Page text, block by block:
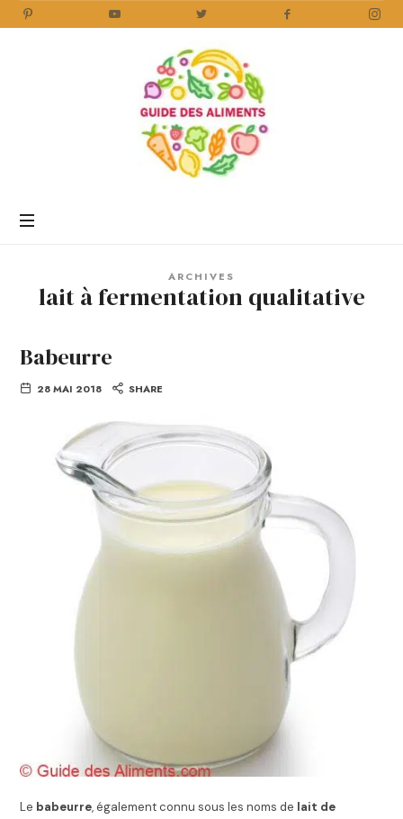
Aliments
ARCHIVES
lait à fermentation qualitative
Babeurre
28 MAI 2018 SHARE
Le babeurre, également connu sous les noms de lait de